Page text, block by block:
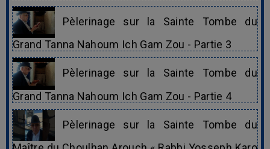
Pèlerinage sur la Sainte Tombe du
Grand Tanna Nahoum Ich Gam Zou - Partie 3
Pèlerinage sur la Sainte Tombe du
Grand Tanna Nahoum Ich Gam Zou - Partie 4
Pèlerinage sur la Sainte Tombe du